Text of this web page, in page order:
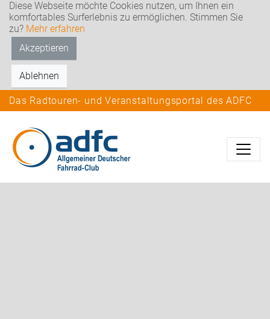
Diese Webseite möchte Cookies nutzen, um Ihnen ein
komfortables Surferlebnis zu ermöglichen. Stimmen Sie
zu? Mehr erfahren
Akzeptieren
Ablehnen
Das Radtouren- und Veranstaltungsportal des ADFC